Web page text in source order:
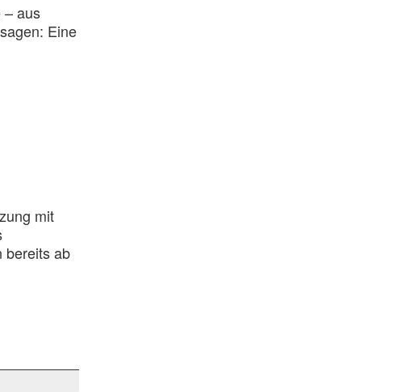
– aus
Eine
mit
bereits ab